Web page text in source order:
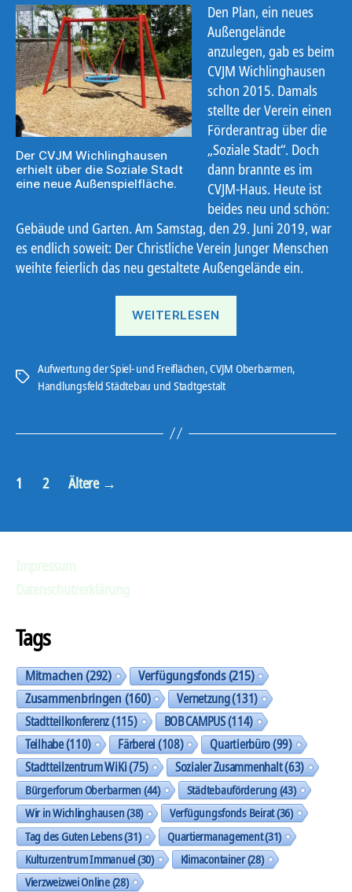
Der CVJM Wichlinghausen
erhielt über die Soziale Stadt
eine neue Außenspielfläche.
Den Plan, ein neues
Außengelände
anzulegen, gab es beim
CVJM Wichlinghausen
schon 2015. Damals
stellte der Verein einen
Förderantrag über die
„Soziale Stadt“. Doch
dann brannte es im
CVJM-Haus. Heute ist
beides neu und schön:
Gebäude und Garten. Am Samstag, den 29. Juni 2019, war
es endlich soweit: Der Christliche Verein Junger Menschen
weihte feierlich das neu gestaltete Außengelände ein.
WEITERLESEN
CVJM“
Schlagwörter
Aufwertung der Spiel- und Freiflächen,CVJM Oberbarmen,
Handlungsfeld Städtebau und Stadtgestalt
Seitennummerierung
Beiträge
1 2 Ältere →
Tags
Mitmachen(292) Verfügungsfonds(215)
Zusammenbringen(160) Vernetzung(131)
Stadtteilkonferenz(115) BOB CAMPUS(114)
Teilhabe(110) Färberei(108) Quartierbüro(99)
Stadtteilzentrum WiKi(75) Sozialer Zusammenhalt(63)
Bürgerforum Oberbarmen(44) Städtebauförderung(43)
Wir in Wichlinghausen(38) Verfügungsfonds Beirat(36)
Tag des Guten Lebens(31) Quartiermanagement(31)
Kulturzentrum Immanuel(30) Klimacontainer(28)
Vierzweizwei Online(28)